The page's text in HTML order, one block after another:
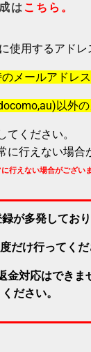
は こちら 。
使用するアドレ
のメールアドレ
以外
てください。
に行えない場合
行えない場合がござい
が多発しており
だけ行ってくだ
金対応はできま
ください。